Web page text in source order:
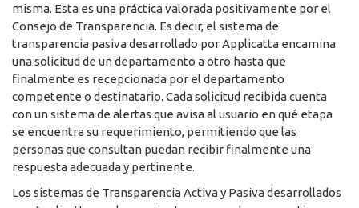
misma. Esta es una práctica valorada positivamente por el
Consejo de Transparencia. Es decir, el sistema de
transparencia pasiva desarrollado por Applicatta encamina
una solicitud de un departamento a otro hasta que
finalmente es recepcionada por el departamento
competente o destinatario. Cada solicitud recibida cuenta
con un sistema de alertas que avisa al usuario en qué etapa
se encuentra su requerimiento, permitiendo que las
personas que consultan puedan recibir finalmente una
respuesta adecuada y pertinente.
Los sistemas de Transparencia Activa y Pasiva desarrollados